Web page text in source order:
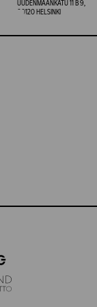
UUDENMAANKATU 11 B 9,
00120 HELSINKI